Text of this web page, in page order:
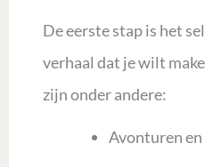
De eerste stap is het
verhaal dat je wilt
zijn onder andere:
Avonturen en